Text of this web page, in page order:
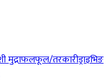
मुद्राफलफूल/तरकारीड्राइभिङ